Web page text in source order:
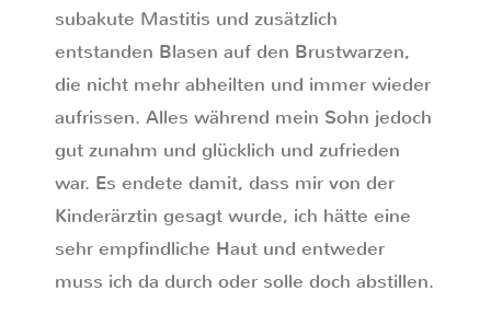
subakute Mastitis und zusätzlich
entstanden Blasen auf den Brustwarzen,
die nicht mehr abheilten und immer wieder
aufrissen. Alles während mein Sohn jedoch
gut zunahm und glücklich und zufrieden
war. Es endete damit, dass mir von der
Kinderärztin gesagt wurde, ich hätte eine
sehr empfindliche Haut und entweder
muss ich da durch oder solle doch abstillen.